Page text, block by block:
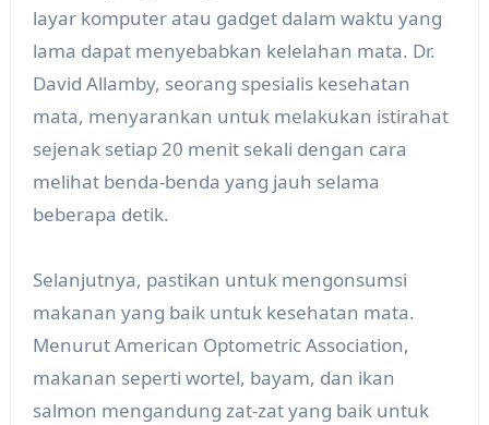
layar komputer atau gadget dalam waktu yang
lama dapat menyebabkan kelelahan mata. Dr.
David Allamby, seorang spesialis kesehatan
mata, menyarankan untuk melakukan istirahat
sejenak setiap 20 menit sekali dengan cara
melihat benda-benda yang jauh selama
beberapa detik.
Selanjutnya, pastikan untuk mengonsumsi
makanan yang baik untuk kesehatan mata.
Menurut American Optometric Association,
makanan seperti wortel, bayam, dan ikan
salmon mengandung zat-zat yang baik untuk